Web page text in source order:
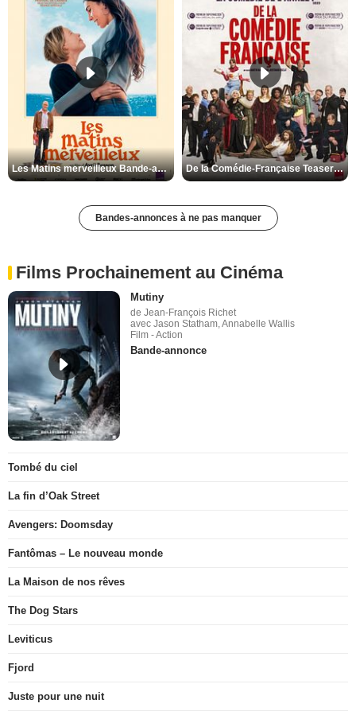
Les Matins merveilleux Bande-annonce VF De la Comédie-Française Teaser VF
Bandes-annonces à ne pas manquer
Films Prochainement au Cinéma
Mutiny
de Jean-François Richet
avec Jason Statham, Annabelle Wallis
Film - Action
Bande-annonce
Tombé du ciel
La fin d’Oak Street
Avengers: Doomsday
Fantômas – Le nouveau monde
La Maison de nos rêves
The Dog Stars
Leviticus
Fjord
Juste pour une nuit